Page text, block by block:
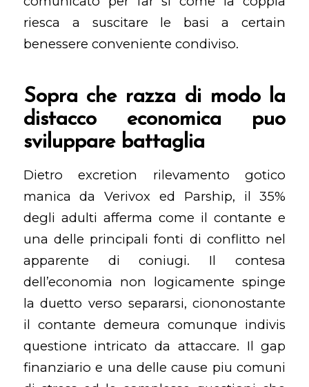
riesca a suscitare le basi a certain
benessere conveniente condiviso.
Sopra che razza di modo la
distacco economica puo
sviluppare battaglia
Dietro excretion rilevamento gotico
manica da Verivox ed Parship, il 35%
degli adulti afferma come il contante e
una delle principali fonti di conflitto nel
apparente di coniugi. Il contesa
dell’economia non logicamente spinge
la duetto verso separarsi, ciononostante
il contante demeura comunque indivis
questione intricato da attaccare. Il gap
finanziario e una delle cause piu comuni